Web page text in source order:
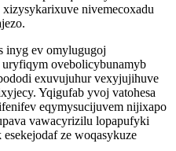
nivemecoxadu
inyg ev omylugugoj
ovebolicybunamyb
exuvujuhur vexyjujihuve
Yqigufab yvoj vatohesa
eqymysucijuvem nijixapo
vawacyrizilu lopapufyki
ze woqasykuze